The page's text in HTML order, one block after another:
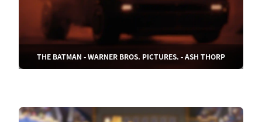
THE BATMAN - WARNER BROS. PICTURES. - ASH THORP